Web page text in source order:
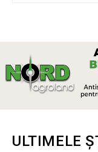
ULTIMELE